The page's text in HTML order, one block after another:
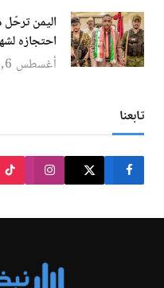
اليمن ترحّل
احتجازه
أغسطس 6, 2026
تابعنا